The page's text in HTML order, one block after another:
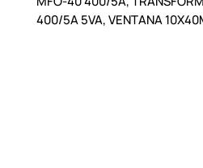
400/5A 5VA, VENTANA